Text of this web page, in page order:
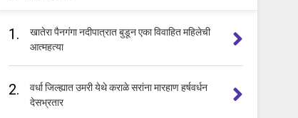
1.
खातेरा पैनगंगा नदीपात्रात बुडून एका विवाहित महिलेची
आत्महत्या
2.
वर्धा जिल्ह्यात उमरी येथे कराळे सरांना मारहाण हर्षवर्धन
देसभ्रतार